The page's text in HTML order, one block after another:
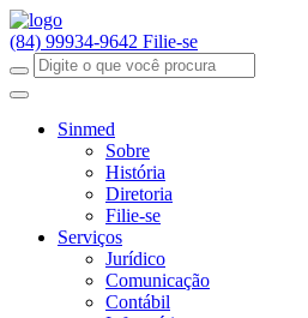
(84) 99934-9642 Filie-se
Sinmed
Sobre
História
Diretoria
Filie-se
Serviços
Jurídico
Comunicação
Contábil